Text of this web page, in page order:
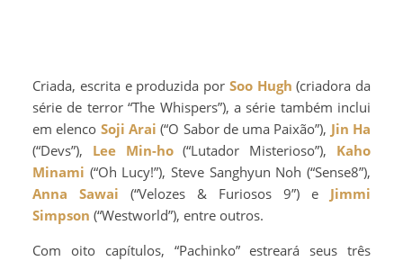
Criada, escrita e produzida por Soo Hugh (criadora da
série de terror “The Whispers”), a série também inclui
em elenco Soji Arai (“O Sabor de uma Paixão”), Jin Ha
(“Devs”), Lee Min-ho(“Lutador Misterioso”), Kaho
Minami (“Oh Lucy!”), Steve Sanghyun Noh (“Sense8”),
Anna Sawai (“Velozes & Furiosos 9”) e Jimmi
Simpson (“Westworld”), entre outros.
Com oito capítulos, “Pachinko” estreará seus três